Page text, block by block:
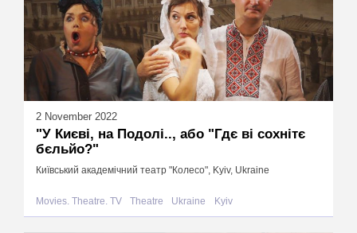
2 November 2022
"У Києві, на Подолі.., або "Гдє ві сохнітє
бєльйо?"
Київський академічний театр "Колесо", Kyiv, Ukraine
Movies. Theatre. TV Theatre Ukraine Kyiv